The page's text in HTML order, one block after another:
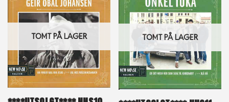
TOMT PÅ LAGER TOMT PÅ LAGER